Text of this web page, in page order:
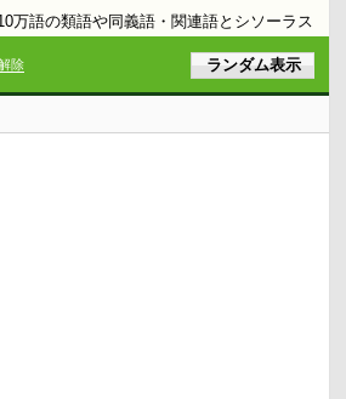
万語の類語や同義語・関連語とシソーラス
除